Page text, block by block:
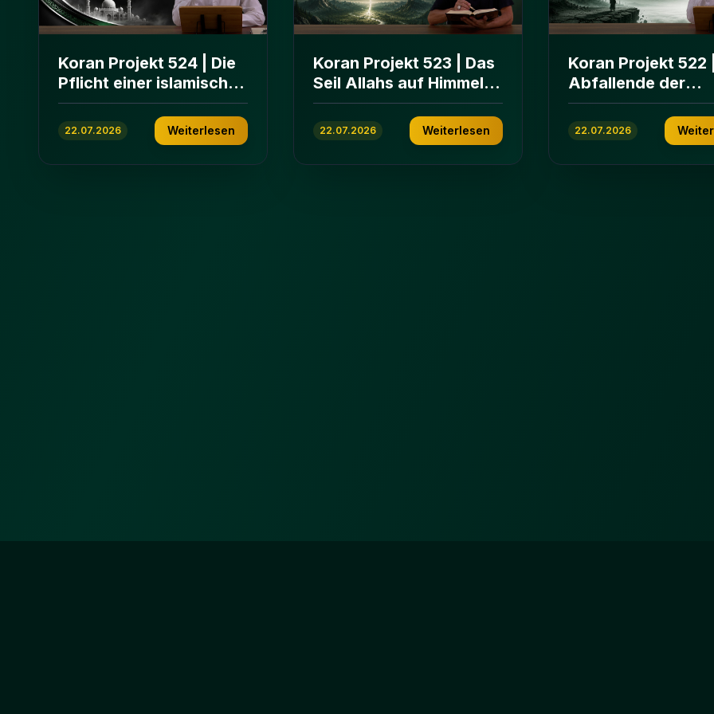
Koran Projekt 524 | Die
Pflicht einer islamischen
Gemeinschaft | Sure Āl
ʿImrān 103-112
22.07.2026 Weiterlesen
Koran Projekt 523 | Das
Seil Allahs auf Himmeln
und Erden | Sure Āl
ʿImrān 103-112
22.07.2026 Weiterlesen
Koran Projekt 522 |
Abfallende der
islamischen
Gemeinschaft |
ʿImrān 86-102
22.07.2026